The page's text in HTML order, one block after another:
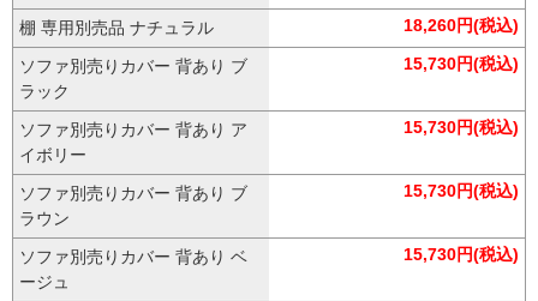
棚 専用別売品 ナチュラル 18,260円(税込)
ソファ別売りカバー 背あり ブ
ラック
15,730円(税込)
ソファ別売りカバー 背あり ア
イボリー
15,730円(税込)
ソファ別売りカバー 背あり ブ
ラウン
15,730円(税込)
ソファ別売りカバー 背あり ベ
ージュ
15,730円(税込)